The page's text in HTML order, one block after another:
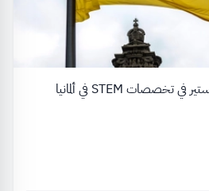
منحة DAAD لدراسة الماجستير في تخصصات STEM في ألمانيا